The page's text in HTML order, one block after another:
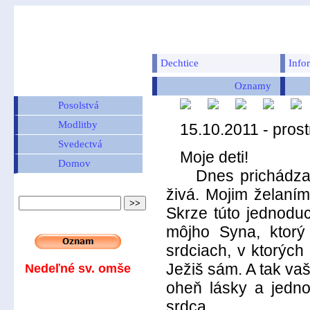
Dechtice
Oznamy
Posolstvá
Modlitby
Svedectvá
Domov
Nedeľné sv. omše
15.10.2011 -
Moje deti!
Dnes
živá. Mojim
Skrze túto
môjho Syna,
srdciach, v
Ježiš sám. A tak
oheň lásky a